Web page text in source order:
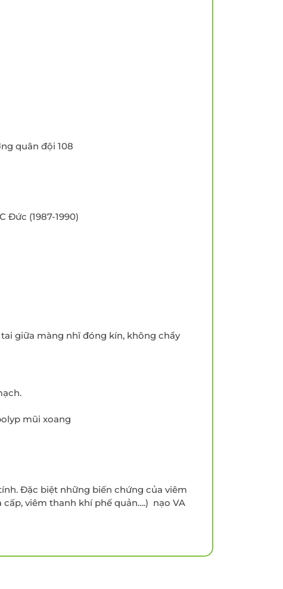
trẻ em
chất
-
quân đội 108
Đức (1987-1990)
giữa màng nhĩ đóng kín, không chẩy
mũi xoang
Đặc biệt những biến chứng của viêm
viêm thanh khí phế quản….) nạo VA